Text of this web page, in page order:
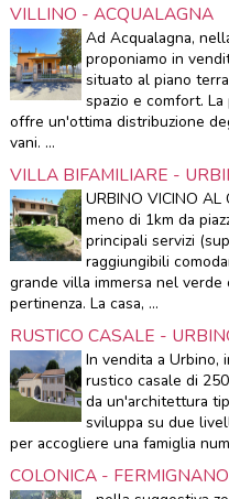
VILLINO - ACQUALAGNA
Ad Acqualagna,
proponiamo in
situato al piano
spazio e comfort.
offre un'ottima distribuzione
vani. ...
VILLA BIFAMILIARE -
URBINO VICINO AL
meno di 1km da
principali servizi
raggiungibili
grande villa immersa nel
pertinenza. La casa, ...
RUSTICO CASALE -
In vendita a Urbino,
rustico casale di
da un'architettura
sviluppa su due
per accogliere una famiglia
COLONICA - FERMIGNANO